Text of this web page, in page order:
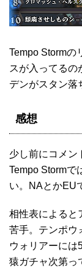
Tempo Stormの
スが入ってるの
デンがスタン落
感想
少し前にコメン
Tempo Stormで
い。NAとかEU
相性表によると
苦手。テンポウ
ウォリアーには
猿ガチャ次第っ